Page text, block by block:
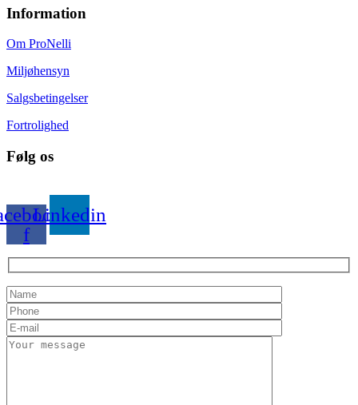
Information
Om ProNelli
Miljøhensyn
Salgsbetingelser
Fortrolighed
Følg os
f
Linkedin